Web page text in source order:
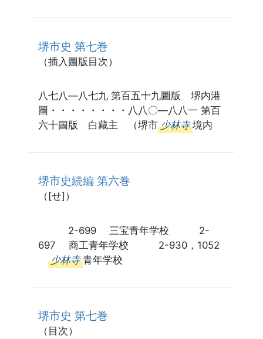
堺市史 第七巻
（插入圖版目次）
八七八―八七九 第百五十九圖版 堺内港
圖・・・・・・・・八八〇―八八一 第百
六十圖版 白藏主 （堺市 少林寺 境内
堺市史続編 第六巻
（[せ]）
2-699 三宝青年学校 2-
697 商工青年学校 2-930，1052
少林寺 青年学校
堺市史 第七巻
（目次）